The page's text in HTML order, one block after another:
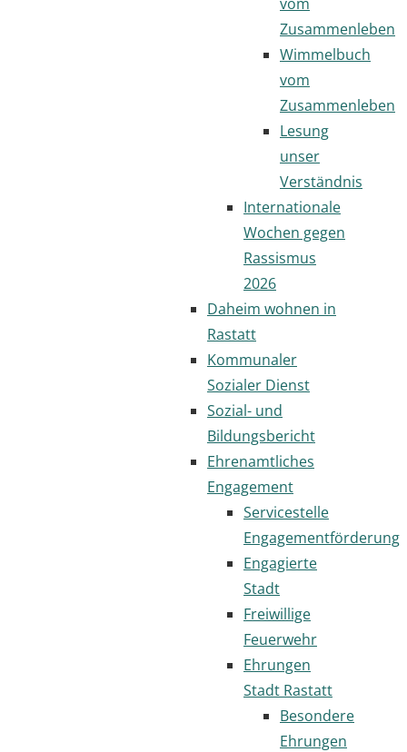
Zusammenleben
Wimmelbuch
vom
Zusammenleben
Lesung
unser
Verständnis
Internationale
Wochen gegen
Rassismus
2026
Daheim wohnen in
Rastatt
Kommunaler
Sozialer Dienst
Sozial- und
Bildungsbericht
Ehrenamtliches
Engagement
Servicestelle
Engagementförderung
Engagierte
Stadt
Freiwillige
Feuerwehr
Ehrungen
Stadt Rastatt
Besondere
Ehrungen